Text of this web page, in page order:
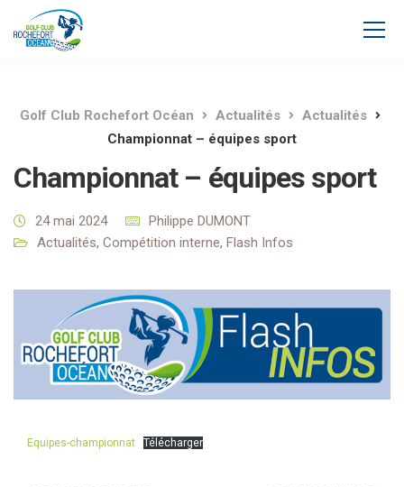
Golf Club Rochefort Océan Actualités
Actualités
Championnat – équipes sport
Championnat – équipes sport
24 mai 2024
Philippe DUMONT
Actualités, Compétition interne, Flash Infos
Equipes-championnat Télécharger